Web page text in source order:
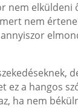
elküldeni
nem
a hangos
ha nem